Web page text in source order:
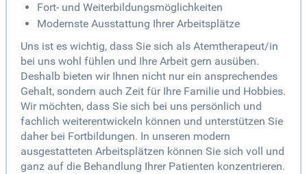
Fort- und Weiterbildungsmöglichkeiten
Modernste Ausstattung Ihrer Arbeitsplätze
Uns ist es wichtig, dass Sie sich als Atemtherapeut/in
bei uns wohl fühlen und Ihre Arbeit gern ausüben.
Deshalb bieten wir Ihnen nicht nur ein ansprechendes
Gehalt, sondern auch Zeit für Ihre Familie und Hobbies.
Wir möchten, dass Sie sich bei uns persönlich und
fachlich weiterentwickeln können und unterstützen Sie
daher bei Fortbildungen. In unseren modern
ausgestatteten Arbeitsplätzen können Sie sich voll und
ganz auf die Behandlung Ihrer Patienten konzentrieren.